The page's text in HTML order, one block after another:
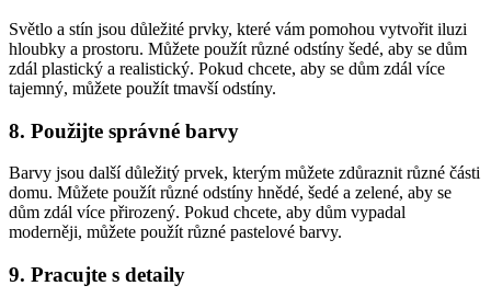
Světlo a stín jsou důležité prvky, které vám pomohou vytvořit iluzi
hloubky a prostoru. Můžete použít různé odstíny šedé, aby se dům
zdál plastický a realistický. Pokud chcete, aby se dům zdál více
tajemný, můžete použít tmavší odstíny.
8. Použijte správné barvy
Barvy jsou další důležitý prvek, kterým můžete zdůraznit různé části
domu. Můžete použít různé odstíny hnědé, šedé a zelené, aby se
dům zdál více přirozený. Pokud chcete, aby dům vypadal
moderněji, můžete použít různé pastelové barvy.
9. Pracujte s detaily